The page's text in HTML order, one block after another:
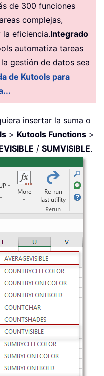
de 300 funciones
complejas,
eficiencia.Integrado
automatiza tareas
gestión de datos sea
de Kutools para
insertar la suma o
> Kutools Functions >
/ SUMVISIBLE.